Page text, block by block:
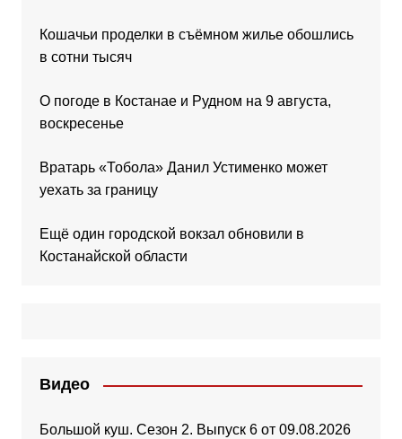
Кошачьи проделки в съёмном жилье обошлись
в сотни тысяч
О погоде в Костанае и Рудном на 9 августа,
воскресенье
Вратарь «Тобола» Данил Устименко может
уехать за границу
Ещё один городской вокзал обновили в
Костанайской области
Видео
Большой куш. Сезон 2. Выпуск 6 от 09.08.2026